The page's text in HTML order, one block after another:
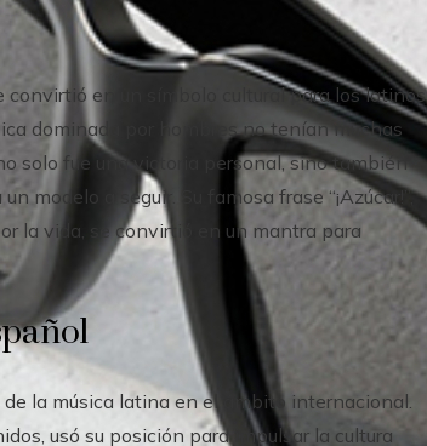
convirtió en un símbolo cultural para los latinos
dominada por hombres no tenían muchas
solo fue una victoria personal, sino también
modelo a seguir. Su famosa frase “¡Azúcar!”,
la vida, se convirtió en un mantra para
la música latina en el ámbito internacional.
usó su posición para impulsar la cultura